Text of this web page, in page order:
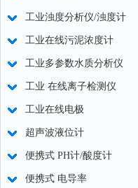
工业浊度分析仪/浊度计
工业在线污泥浓度计
工业多参数水质分析仪
工业 在线离子检测仪
工业在线电极
超声波液位计
便携式 PH计/酸度计
便携式 电导率